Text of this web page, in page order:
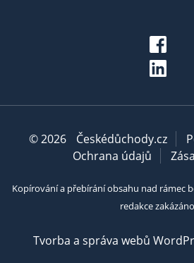
© 2026 Českédůchody.cz
Ochrana údajů
Kopírování a přebírání obsahu nad rámec
redakce
Tvorba a správa webů